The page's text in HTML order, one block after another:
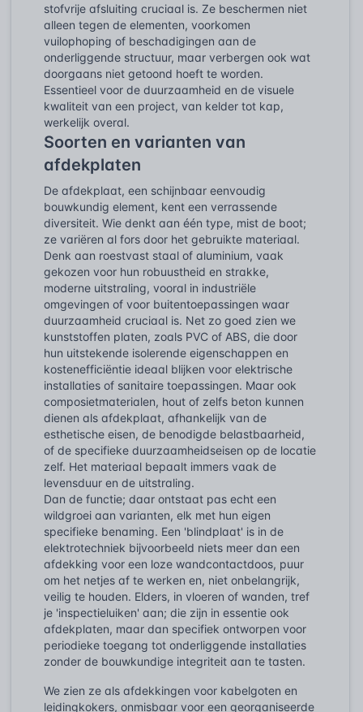
stofvrije afsluiting cruciaal is. Ze beschermen niet
alleen tegen de elementen, voorkomen
vuilophoping of beschadigingen aan de
onderliggende structuur, maar verbergen ook wat
doorgaans niet getoond hoeft te worden.
Essentieel voor de duurzaamheid en de visuele
kwaliteit van een project, van kelder tot kap,
werkelijk overal.
Soorten en varianten van
afdekplaten
De afdekplaat, een schijnbaar eenvoudig
bouwkundig element, kent een verrassende
diversiteit. Wie denkt aan één type, mist de boot;
ze variëren al fors door het gebruikte materiaal.
Denk aan roestvast staal of aluminium, vaak
gekozen voor hun robuustheid en strakke,
moderne uitstraling, vooral in industriële
omgevingen of voor buitentoepassingen waar
duurzaamheid cruciaal is. Net zo goed zien we
kunststoffen platen, zoals PVC of ABS, die door
hun uitstekende isolerende eigenschappen en
kostenefficiëntie ideaal blijken voor elektrische
installaties of sanitaire toepassingen. Maar ook
composietmaterialen, hout of zelfs beton kunnen
dienen als afdekplaat, afhankelijk van de
esthetische eisen, de benodigde belastbaarheid,
of de specifieke duurzaamheidseisen op de locatie
zelf. Het materiaal bepaalt immers vaak de
levensduur en de uitstraling.
Dan de functie; daar ontstaat pas echt een
wildgroei aan varianten, elk met hun eigen
specifieke benaming. Een 'blindplaat' is in de
elektrotechniek bijvoorbeeld niets meer dan een
afdekking voor een loze wandcontactdoos, puur
om het netjes af te werken en, niet onbelangrijk,
veilig te houden. Elders, in vloeren of wanden, tref
je 'inspectieluiken' aan; die zijn in essentie ook
afdekplaten, maar dan specifiek ontworpen voor
periodieke toegang tot onderliggende installaties
zonder de bouwkundige integriteit aan te tasten.
We zien ze als afdekkingen voor kabelgoten en
leidingkokers, onmisbaar voor een georganiseerde